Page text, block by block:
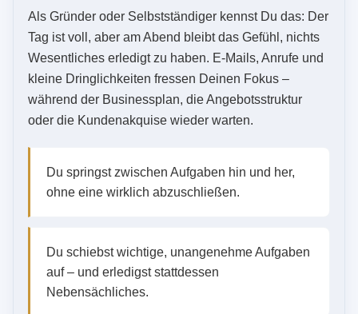
Als Gründer oder Selbstständiger kennst Du das: Der
Tag ist voll, aber am Abend bleibt das Gefühl, nichts
Wesentliches erledigt zu haben. E-Mails, Anrufe und
kleine Dringlichkeiten fressen Deinen Fokus –
während der Businessplan, die Angebotsstruktur
oder die Kundenakquise wieder warten.
Du springst zwischen Aufgaben hin und her,
ohne eine wirklich abzuschließen.
Du schiebst wichtige, unangenehme Aufgaben
auf – und erledigst stattdessen
Nebensächliches.